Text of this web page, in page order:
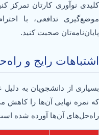
کلیدی نوآوری کارتان تمرکز
موضع‌گیری تدافعی، با
پایان‌نامه‌تان صحبت کنید.
اشتباهات رایج و
بسیاری از دانشجویان به
که نمره نهایی آن‌ها را کاهش
راه‌حل‌های آن‌ها آورده شده